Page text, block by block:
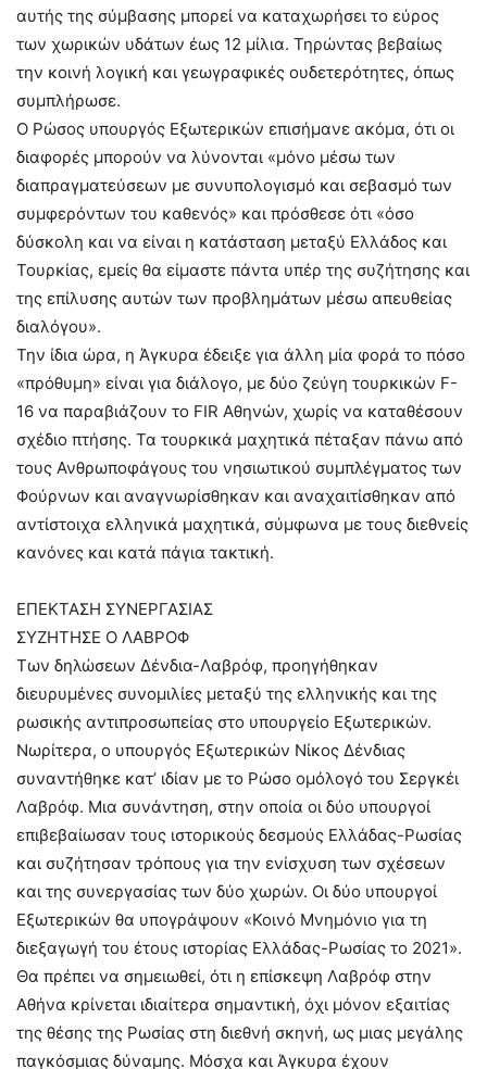
αυτής της σύμβασης μπορεί να καταχωρήσει το εύρος
των χωρικών υδάτων έως 12 μίλια. Τηρώντας βεβαίως
την κοινή λογική και γεωγραφικές ουδετερότητες, όπως
συμπλήρωσε.
Ο Ρώσος υπουργός Εξωτερικών επισήμανε ακόμα, ότι οι
διαφορές μπορούν να λύνονται «μόνο μέσω των
διαπραγματεύσεων με συνυπολογισμό και σεβασμό των
συμφερόντων του καθενός» και πρόσθεσε ότι «όσο
δύσκολη και να είναι η κατάσταση μεταξύ Ελλάδος και
Τουρκίας, εμείς θα είμαστε πάντα υπέρ της συζήτησης και
της επίλυσης αυτών των προβλημάτων μέσω απευθείας
διαλόγου».
Την ίδια ώρα, η Άγκυρα έδειξε για άλλη μία φορά το πόσο
«πρόθυμη» είναι για διάλογο, με δύο ζεύγη τουρκικών F-
16 να παραβιάζουν το FIR Αθηνών, χωρίς να καταθέσουν
σχέδιο πτήσης. Τα τουρκικά μαχητικά πέταξαν πάνω από
τους Ανθρωποφάγους του νησιωτικού συμπλέγματος των
Φούρνων και αναγνωρίσθηκαν και αναχαιτίσθηκαν από
αντίστοιχα ελληνικά μαχητικά, σύμφωνα με τους διεθνείς
κανόνες και κατά πάγια τακτική.
ΕΠΕΚΤΑΣΗ ΣΥΝΕΡΓΑΣΙΑΣ
ΣΥΖΗΤΗΣΕ Ο ΛΑΒΡΟΦ
Των δηλώσεων Δένδια-Λαβρόφ, προηγήθηκαν
διευρυμένες συνομιλίες μεταξύ της ελληνικής και της
ρωσικής αντιπροσωπείας στο υπουργείο Εξωτερικών.
Νωρίτερα, ο υπουργός Εξωτερικών Νίκος Δένδιας
συναντήθηκε κατ’ ιδίαν με το Ρώσο ομόλογό του Σεργκέι
Λαβρόφ. Μια συνάντηση, στην οποία οι δύο υπουργοί
επιβεβαίωσαν τους ιστορικούς δεσμούς Ελλάδας-Ρωσίας
και συζήτησαν τρόπους για την ενίσχυση των σχέσεων
και της συνεργασίας των δύο χωρών. Οι δύο υπουργοί
Εξωτερικών θα υπογράψουν «Κοινό Μνημόνιο για τη
διεξαγωγή του έτους ιστορίας Ελλάδας-Ρωσίας το 2021».
Θα πρέπει να σημειωθεί, ότι η επίσκεψη Λαβρόφ στην
Αθήνα κρίνεται ιδιαίτερα σημαντική, όχι μόνον εξαιτίας
της θέσης της Ρωσίας στη διεθνή σκηνή, ως μιας μεγάλης
παγκόσμιας δύναμης. Μόσχα και Άγκυρα έχουν